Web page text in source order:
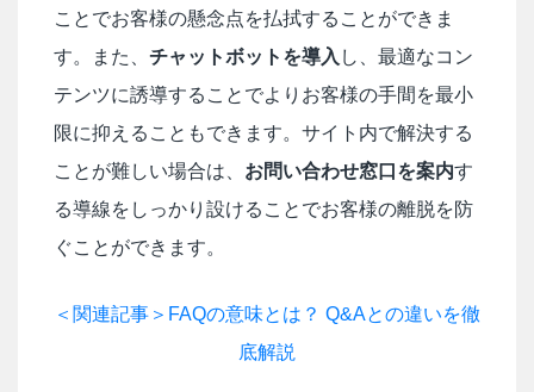
ことでお客様の懸念点を払拭することができま
す。また、 チャットボットを導入 し、最適なコン
テンツに誘導することでよりお客様の手間を最小
限に抑えることもできます。サイト内で解決する
ことが難しい場合は、 お問い合わせ窓口を案内す
る導線をしっかり設けることでお客様の離脱を防
ぐことができます。
＜関連記事＞FAQの意味とは？ Q&Aとの違いを徹
底解説